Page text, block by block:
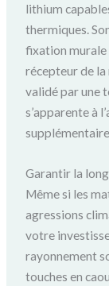
lithium
thermiques.
fixation murale
récepteur de
validé par une
s’apparente à
Garantir la
Même si les
agressions
votre
rayonnement
touches en